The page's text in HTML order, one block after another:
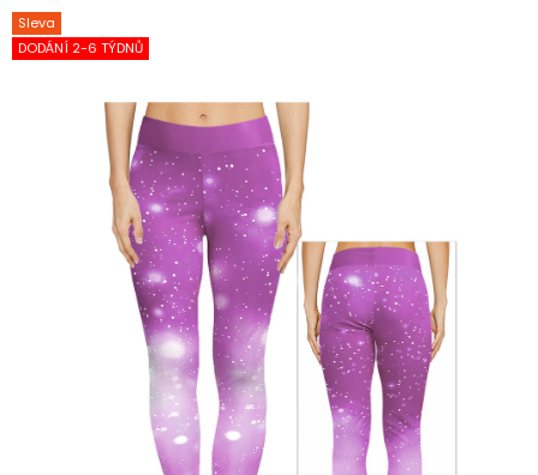
Sleva
DODÁNÍ 2-6 TÝDNŮ